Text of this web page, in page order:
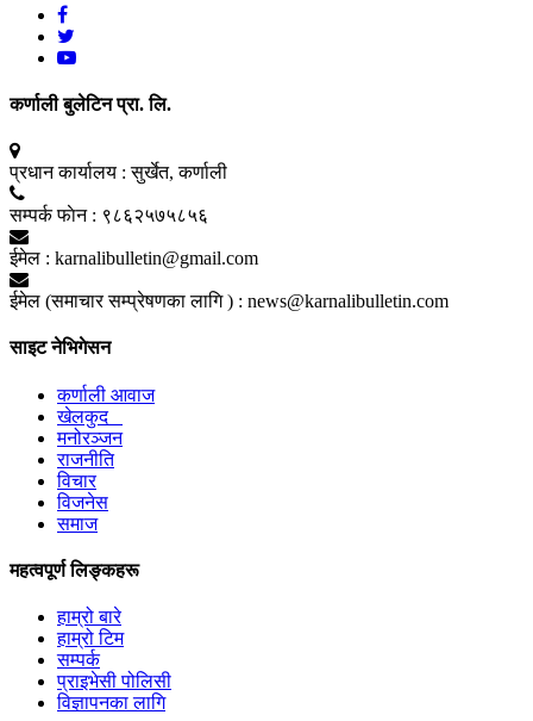
कर्णाली बुलेटिन प्रा. लि.
प्रधान कार्यालय : सुर्खेत, कर्णाली
सम्पर्क फाेन : ९८६२५७५८५६
ईमेल : karnalibulletin@gmail.com
ईमेल (समाचार सम्प्रेषणका लागि ) : news@karnalibulletin.com
साइट नेभिगेसन
कर्णाली आवाज
खेलकुद
मनोरञ्जन
राजनीति
विचार
विजनेस
समाज
महत्वपूर्ण लिङ्कहरू
हाम्रो बारे
हाम्रो टिम
सम्पर्क
प्राइभेसी पोलिसी
विज्ञापनका लागि